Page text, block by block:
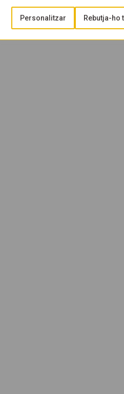
Personalitzar Rebutja-ho